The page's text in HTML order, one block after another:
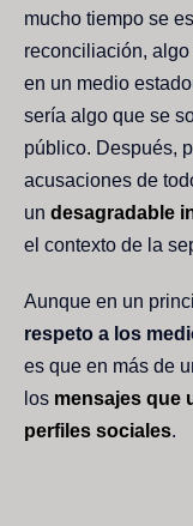
mucho tiempo se
reconciliación,
en un medio
sería algo que se
público. Después,
acusaciones de
un desagradable
el contexto de la
Aunque en un
respeto a los
es que en más de
los mensajes que
perfiles sociales.